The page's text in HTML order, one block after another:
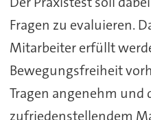
Fragen zu evaluieren.
Mitarbeiter erfüllt
Bewegungsfreiheit
Tragen angenehm
zufriedenstellendem